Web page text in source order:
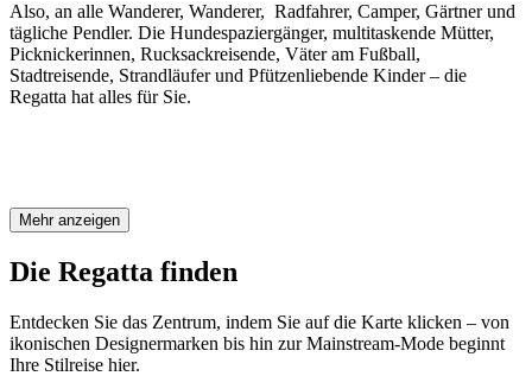
Also, an alle Wanderer, Wanderer, Radfahrer, Camper, Gärtner und
tägliche Pendler. Die Hundespaziergänger, multitaskende Mütter,
Picknickerinnen, Rucksackreisende, Väter am Fußball,
Stadtreisende, Strandläufer und Pfützenliebende Kinder – die
Regatta hat alles für Sie.
Mehr anzeigen
Die Regatta finden
Entdecken Sie das Zentrum, indem Sie auf die Karte klicken – von
ikonischen Designermarken bis hin zur Mainstream-Mode beginnt
Ihre Stilreise hier.